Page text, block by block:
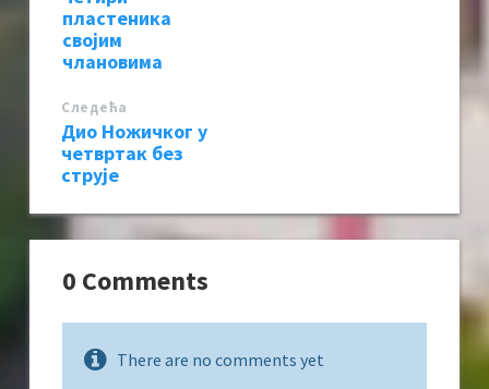
пластеника
својим
члановима
Следећa
Дио Ножичког у
четвртак без
струје
0 Comments
There are no comments yet